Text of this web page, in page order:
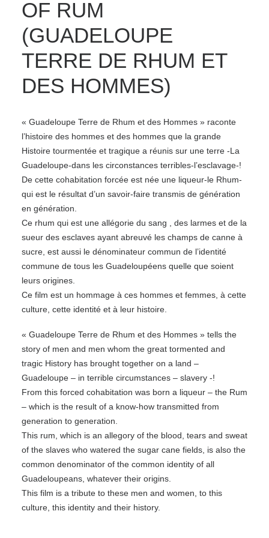
OF RUM
(GUADELOUPE
TERRE DE RHUM ET
DES HOMMES)
« Guadeloupe Terre de Rhum et des Hommes » raconte
l’histoire des hommes et des hommes que la grande
Histoire tourmentée et tragique a réunis sur une terre -La
Guadeloupe-dans les circonstances terribles-l’esclavage-!
De cette cohabitation forcée est née une liqueur-le Rhum-
qui est le résultat d’un savoir-faire transmis de génération
en génération.
Ce rhum qui est une allégorie du sang , des larmes et de la
sueur des esclaves ayant abreuvé les champs de canne à
sucre, est aussi le dénominateur commun de l’identité
commune de tous les Guadeloupéens quelle que soient
leurs origines.
Ce film est un hommage à ces hommes et femmes, à cette
culture, cette identité et à leur histoire.
« Guadeloupe Terre de Rhum et des Hommes » tells the
story of men and men whom the great tormented and
tragic History has brought together on a land –
Guadeloupe – in terrible circumstances – slavery -!
From this forced cohabitation was born a liqueur – the Rum
– which is the result of a know-how transmitted from
generation to generation.
This rum, which is an allegory of the blood, tears and sweat
of the slaves who watered the sugar cane fields, is also the
common denominator of the common identity of all
Guadeloupeans, whatever their origins.
This film is a tribute to these men and women, to this
culture, this identity and their history.